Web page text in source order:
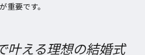
重要です。
叶える理想の結婚式